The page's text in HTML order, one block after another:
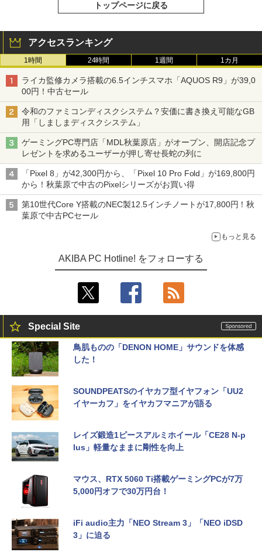
トップページに戻る
アクセスランキング
1時間 24時間 1週間 1カ月
ライカ監修カメラ搭載の6.5インチスマホ「AQUOS R9」が39,0
00円！中古セール
令和のファミコンディスクシステム？安価に書き換え可能なGB
用「しましまディスクシステム」
ゲーミングPC専門店「MDL秋葉原店」がオープン、開店記念プ
レゼントを求めるユーザーが押し寄せ長蛇の列に
「Pixel 8」が42,300円から、「Pixel 10 Pro Fold」が169,800円
から！秋葉原で中古のPixelシリーズがお買い得
第10世代Core Y搭載のNEC製12.5インチノートが17,800円！秋
葉原で中古PCセール
もっと見る
AKIBA PC Hotline! をフォローする
Special Site
鳥肌ものの「DENON HOME」サウンドを体感
した！
SOUNDPEATSのイヤカフ型イヤフォン「UU2
イヤーカフ」をイヤカフマニアが語る
レイズ鍛造1ピースアルミホイール「CE28 N-p
lus」軽量なままに剛性を向上
マウス、RTX 5060 Ti搭載ゲーミングPCが7万
5,000円オフで30万円台！
iFi audio主力「NEO Stream 3」「NEO iDSD
3」に迫る